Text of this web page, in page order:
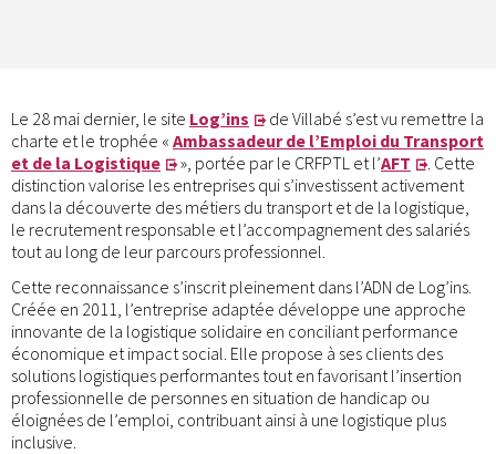
Le 28 mai dernier, le site Log’ins
de Villabé s’est vu remettre la
charte et le trophée « Ambassadeur de l’Emploi du Transport
et de la Logistique
», portée par le CRFPTL et l’AFT
. Cette
distinction valorise les entreprises qui s’investissent activement
dans la découverte des métiers du transport et de la logistique,
le recrutement responsable et l’accompagnement des salariés
tout au long de leur parcours professionnel.
Cette reconnaissance s’inscrit pleinement dans l’ADN de Log’ins.
Créée en 2011, l’entreprise adaptée développe une approche
innovante de la logistique solidaire en conciliant performance
économique et impact social. Elle propose à ses clients des
solutions logistiques performantes tout en favorisant l’insertion
professionnelle de personnes en situation de handicap ou
éloignées de l’emploi, contribuant ainsi à une logistique plus
inclusive.